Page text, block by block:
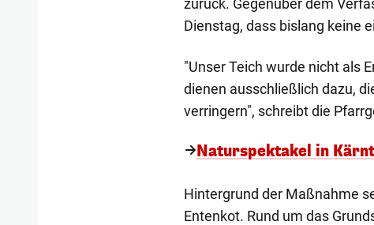
zurück. Gegenüber dem
Dienstag, dass bislang keine
"Unser Teich wurde nicht als
dienen ausschließlich dazu,
verringern", schreibt die
Naturspektakel in
Hintergrund der Maßnahme
Entenkot. Rund um das